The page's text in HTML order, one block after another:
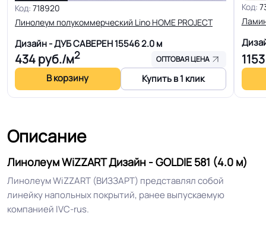
Класс горючести
КМ 5 по ФЗ 123 от 22.07.2008г, где
В3, Д3, Т3, РП2
Класс
Устойчивость к химии Нормальная
Защитный слой
Допуск изменения
рабочего слоя
+-10% мкм
Допуск изменения
Код: 718920
Линолеум полукоммерческий Lino HOME PROJEСT
Дизайн - ДУБ САВЕРЕН 155462.0 м
434руб./м2 ОПТОВАЯ ЦЕНА
В корзину Купить в 1 клик
Код:
1153
Описание
Линолеум WiZZART Дизайн - GOLDIE 581 (4.0 м)
Линолеум WiZZART (ВИЗЗАРТ) представлял собой
линейку напольных покрытий, ранее выпускаемую
компанией IVC-rus.